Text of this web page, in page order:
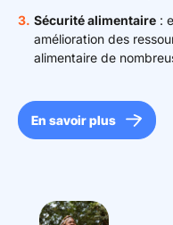
Sécurité alimentaire :
amélioration des
alimentaire de
En savoir plus